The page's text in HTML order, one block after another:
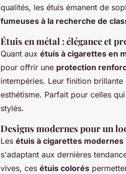
qualités, les étuis émanent de
fumeuses à la recherche de
Étuis en métal : élégance et
Quant aux étuis à cigarettes en
pour offrir une protection
intempéries. Leur finition
esthétisme. Parfait pour celles
stylés.
Designs modernes pour un
Les étuis à cigarettes
s'adaptant aux dernières
vives, ces étuis colorés